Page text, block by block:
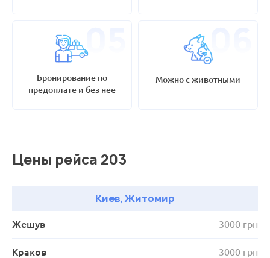
Бронирование по
предоплате и без нее
Можно с животными
Цены рейса 203
Киев, Житомир
Жешув 3000 грн
Краков 3000 грн